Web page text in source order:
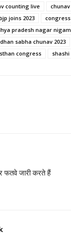
counting live
joins 2023
pradesh nagar
sabha chunav 2023
congress
फतवे जारी करते हैं